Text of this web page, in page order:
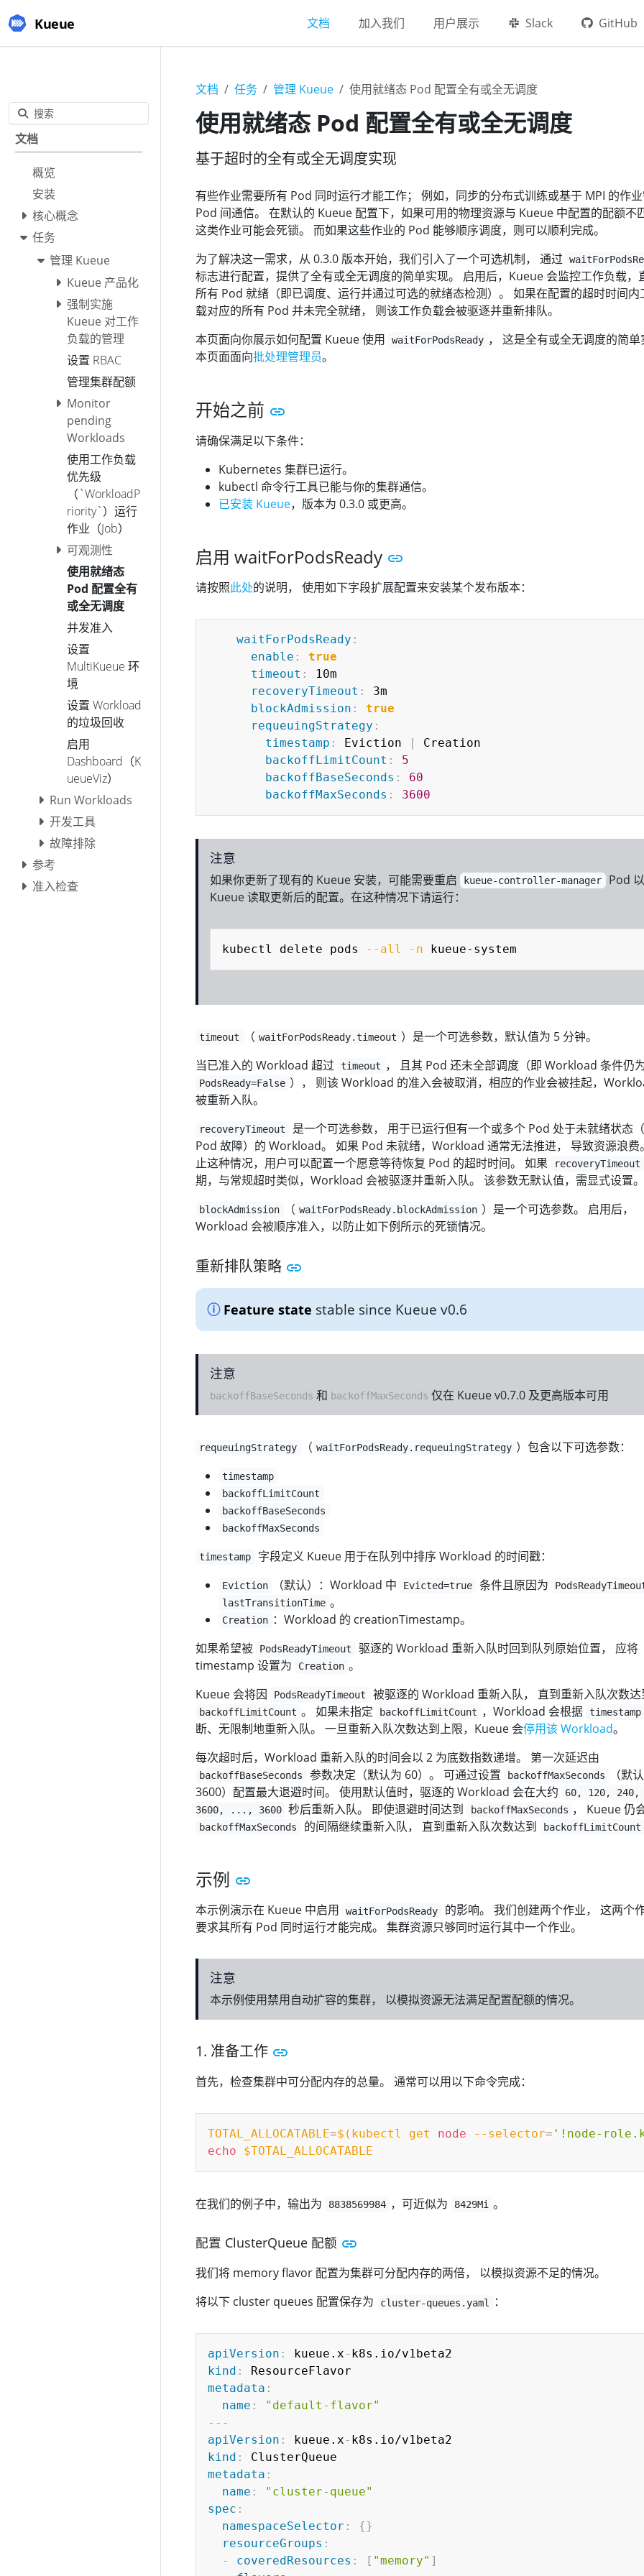
Kueue 文档 加入我们 用户展示 Slack GitHub
搜索
文档
概览
安装
核心概念
任务
管理 Kueue
Kueue 产品化
强制实施
Kueue 对工作
负载的管理
设置 RBAC
管理集群配额
Monitor
pending
Workloads
使用工作负载
优先级
（`WorkloadP
riority`）运行
作业（Job）
可观测性
使用就绪态
Pod 配置全有
或全无调度
并发准入
设置
MultiKueue 环
境
设置 Workload
的垃圾回收
启用
Dashboard（K
ueueViz）
Run Workloads
开发工具
故障排除
参考
准入检查
文档 任务 管理 Kueue 使用就绪态 Pod 配置全有或全无调度
使用就绪态 Pod 配置全有或全无调度
基于超时的全有或全无调度实现
有些作业需要所有 Pod 同时运行才能工作； 例如，同步的分布式训练或基于 MPI 的作
Pod 间通信。 在默认的 Kueue 配置下，如果可用的物理资源与 Kueue 中配置的配额不
这类作业可能会死锁。 而如果这些作业的 Pod 能够顺序调度，则可以顺利完成。
为了解决这一需求，从 0.3.0 版本开始，我们引入了一个可选机制， 通过
标志进行配置，提供了全有或全无调度的简单实现。 启用后，Kueue 会监控工作负载，
所有 Pod 就绪（即已调度、运行并通过可选的就绪态检测）。 如果在配置的超时时间内
载对应的所有 Pod 并未完全就绪， 则该工作负载会被驱逐并重新排队。
本页面向你展示如何配置 Kueue 使用
waitForPodsReady ， 这是全有或全无调度的简单
本页面面向批处理管理员。
开始之前
请确保满足以下条件：
Kubernetes 集群已运行。
kubectl 命令行工具已能与你的集群通信。
已安装 Kueue，版本为 0.3.0 或更高。
启用 waitForPodsReady
请按照此处的说明， 使用如下字段扩展配置来安装某个发布版本：
waitForPodsReady :
enable :
true
timeout :
10m
recoveryTimeout :
3m
blockAdmission :
true
requeuingStrategy :
timestamp : Eviction
Creation
backoffLimitCount :
5
backoffBaseSeconds :
60
backoffMaxSeconds : 3600
注意
如果你更新了现有的 Kueue 安装，可能需要重启 kueue-controller-manager Pod
Kueue 读取更新后的配置。在这种情况下请运行：
kubectl delete pods --all -n
timeout （ waitForPodsReady.timeout ）是一个可选参数，默认值为 5 分钟。
当已准入的 Workload 超过
timeout ， 且其 Pod 还未全部调度（即 Workload 条件仍
PodsReady=False ）， 则该 Workload 的准入会被取消，相应的作业会被挂起，
被重新入队。
recoveryTimeout
是一个可选参数， 用于已运行但有一个或多个 Pod 处于未就绪状态
Pod 故障）的 Workload。 如果 Pod 未就绪，Workload 通常无法推进， 导致资源浪费
止这种情况，用户可以配置一个愿意等待恢复 Pod 的超时时间。 如果
recoveryTimeout
期，与常规超时类似，Workload 会被驱逐并重新入队。 该参数无默认值，需显式设置。
blockAdmission （ waitForPodsReady.blockAdmission ）是一个可选参数。 启用后，
Workload 会被顺序准入，以防止如下例所示的死锁情况。
重新排队策略
Feature state stable since Kueue v0.6
注意
backoffBaseSeconds 和 backoffMaxSeconds 仅在 Kueue v0.7.0 及更高版本可用
requeuingStrategy （ waitForPodsReady.requeuingStrategy ）包含以下可选参数：
timestamp
backoffLimitCount
backoffBaseSeconds
backoffMaxSeconds
timestamp 字段定义 Kueue 用于在队列中排序 Workload 的时间戳：
Eviction （默认）：Workload 中 Evicted=true 条件且原因为
lastTransitionTime 。
Creation ：Workload 的 creationTimestamp。
如果希望被
PodsReadyTimeout
驱逐的 Workload 重新入队时回到队列原始位置， 应将
timestamp 设置为
Creation 。
Kueue 会将因
PodsReadyTimeout 被驱逐的 Workload 重新入队， 直到重新入队次数达
backoffLimitCount 。 如果未指定 backoffLimitCount ，Workload 会根据 timestamp
断、无限制地重新入队。 一旦重新入队次数达到上限，Kueue 会停用该 Workload。
每次超时后，Workload 重新入队的时间会以 2 为底数指数递增。 第一次延迟由
backoffBaseSeconds 参数决定（默认为 60）。 可通过设置 backoffMaxSeconds
（默
3600）配置最大退避时间。 使用默认值时，驱逐的 Workload 会在大约
60, 120,
3600, ..., 3600 秒后重新入队。 即使退避时间达到 backoffMaxSeconds ， Kueue 仍
backoffMaxSeconds 的间隔继续重新入队， 直到重新入队次数达到 backoffLimitCount
示例
本示例演示在 Kueue 中启用 waitForPodsReady
的影响。 我们创建两个作业， 这两个
要求其所有 Pod 同时运行才能完成。 集群资源只够同时运行其中一个作业。
注意
本示例使用禁用自动扩容的集群， 以模拟资源无法满足配置配额的情况。
1. 准备工作
首先，检查集群中可分配内存的总量。 通常可以用以下命令完成：
TOTAL_ALLOCATABLE=$( kubectl get node --selector= '!node-
echo
$TOTAL_ALLOCATABLE
在我们的例子中，输出为 8838569984 ，可近似为 8429Mi 。
配置 ClusterQueue 配额
我们将 memory flavor 配置为集群可分配内存的两倍， 以模拟资源不足的情况。
将以下 cluster queues 配置保存为
cluster-queues.yaml ：
apiVersion : kueue.x -
kind :
metadata :
name :
"default-flavor"
---
apiVersion : kueue.x -
kind :
metadata :
name :
"cluster-queue"
spec :
namespaceSelector : {}
resourceGroups :
-
coveredResources : [ "memory" ]